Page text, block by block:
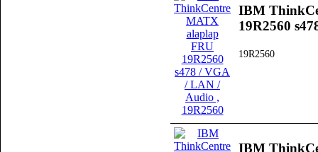
IBM
19R2560
19R2560
IBM